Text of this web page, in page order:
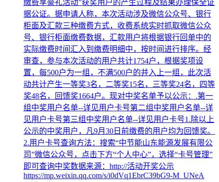
缴费享豪礼活动”获奖用户的产生过程及结果办理保全证
据公证。据申请人称，本次活动涉及微信公众号、银行
柜面及汇款三种缴费方式，收费系统实时抓取微信公众
号、银行柜面缴费数据，汇款用户将根据银行回单中的
实际缴费时间汇入到缴费明细中，按时间进行排序。经
审查，参与本次活动的用户共计1754户，根据奖项设
置，每500户为一组，不满500户的并入上一组，此次活
动共计产生一等奖3名，二等奖15名，三等奖24名，四等
奖48名，回馈奖1664户。现对中奖名单予以公示：.第一
组中奖用户名单--详见用户卡号第二组中奖用户名单--详
见用户卡号第三组中奖用户名单--详见用户卡号1.除以上
公示的中奖用户，凡9月30日前缴费的用户均为回馈奖。
2.用户卡号查询方法：搜索“中节能山东能源发展有限公
司”微信公众号，点击下方“个人中心”，选择“卡号管理”
即可查询中奖数据来源：http://活动开奖公示
https://mp.weixin.qq.com/s/i0dVq1EbrC39bG9-M_UNeA